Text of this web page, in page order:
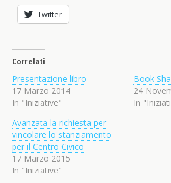
Twitter
Correlati
Presentazione libro
17 Marzo 2014
In "Iniziative"
Book
24
In
Avanzata la richiesta per
vincolare lo stanziamento
per il Centro Civico
17 Marzo 2015
In "Iniziative"